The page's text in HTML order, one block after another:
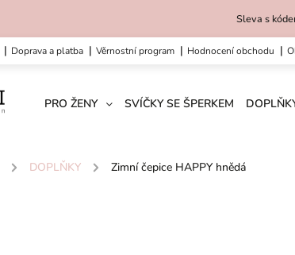
Sleva s
doprava a platba věrnostní program hodnocení obchodu
PRO ŽENY SVÍČKY SE ŠPERKEM
/ DOPLŇKY / Zimní čepice HAPPY hnědá